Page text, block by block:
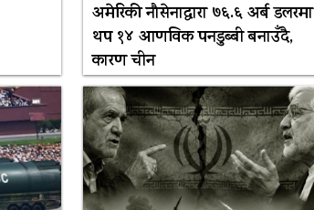
अमेरिकी नौसेनाद्वारा ७६.६ अर्ब डलरमा
थप १४ आणविक पनडुब्बी बनाउँदै,
कारण चीन